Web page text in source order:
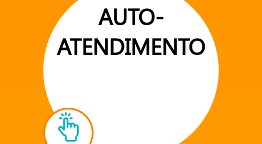
AUTO-
ATENDIMENTO